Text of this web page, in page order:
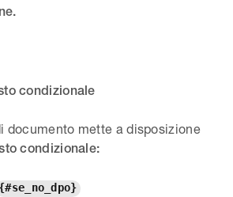
condizionale
documento mette a disposizione
condizionale:
{#se_no_dpo}